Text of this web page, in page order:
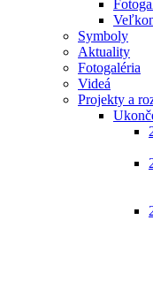
Symboly
Aktuality
Fotogaléria
Videá
Projekty a